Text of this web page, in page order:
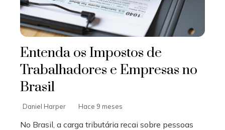
Entenda os Impostos de
Trabalhadores e Empresas no
Brasil
Daniel Harper Hace 9 meses
No Brasil, a carga tributária recai sobre pessoas